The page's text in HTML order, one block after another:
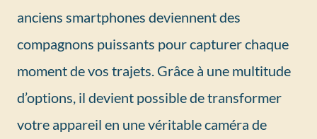
anciens smartphones deviennent des
compagnons puissants pour capturer chaque
moment de vos trajets. Grâce à une multitude
d’options, il devient possible de transformer
votre appareil en une véritable caméra de